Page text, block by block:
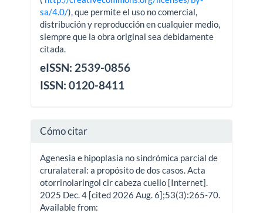
sa/4.0/), que permite el uso no comercial,
distribución y reproducción en cualquier medio,
siempre que la obra original sea debidamente
citada.
eISSN: 2539-0856
ISSN: 0120-8411
Cómo citar
Agenesia e hipoplasia no sindrómica parcial de
cruralateral: a propósito de dos casos. Acta
otorrinolaringol cir cabeza cuello [Internet].
2025 Dec. 4 [cited 2026 Aug. 6];53(3):265-70.
Available from: